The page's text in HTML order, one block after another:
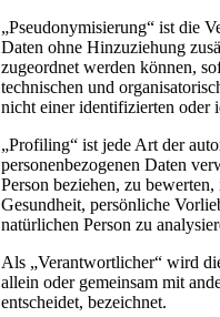
„Pseudonymisierung“ ist die
Daten ohne Hinzuziehung
zugeordnet werden können,
technischen und
nicht einer identifizierten oder
„Profiling“ ist jede Art der
personenbezogenen Daten
Person beziehen, zu
Gesundheit, persönliche
natürlichen Person zu
Als „Verantwortlicher“ wird
allein oder gemeinsam mit
entscheidet, bezeichnet.